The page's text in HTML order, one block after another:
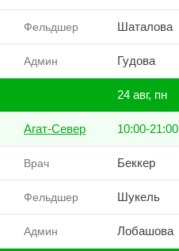
Фельдшер Шаталова
Админ Гудова
24 авг, пн
Агат-Север 10:00-21:00
Врач Беккер
Фельдшер Шукель
Админ Лобашова